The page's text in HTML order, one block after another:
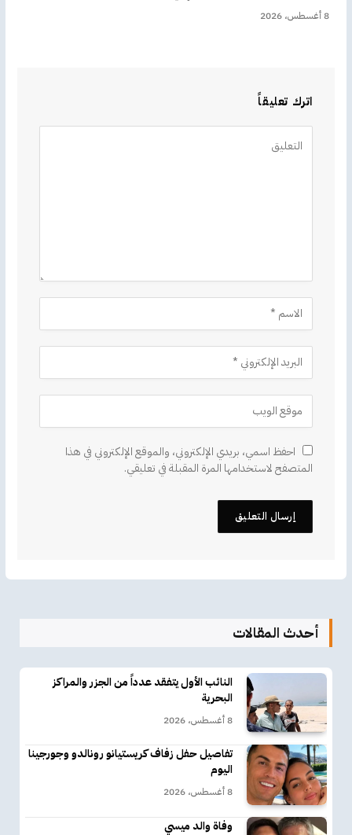
8 أغسطس، 2026
اترك تعليقاً
احفظ اسمي، بريدي الإلكتروني، والموقع الإلكتروني في هذا
المتصفح لاستخدامها المرة المقبلة في تعليقي.
أحدث المقالات
النائب الأول يتفقد عدداً من الجزر والمراكز
البحرية
8 أغسطس، 2026
تفاصيل حفل زفاف كريستيانو رونالدو وجورجينا
اليوم
8 أغسطس، 2026
وفاة والد ميسي